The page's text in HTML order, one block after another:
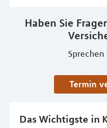
Haben Sie
Termin
Das Wichtigste in